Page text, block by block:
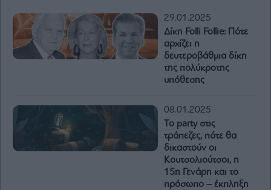
29.01.2025
Δίκη Folli Follie: Πότε
αρχίζει η
δευτεροβάθμια δίκη
της πολύκροτης
υπόθεσης
08.01.2025
To party στις
τράπεζες, πότε θα
δικαστούν οι
Κουτσολιούτσοι, η
15η Γενάρη και το
πρόσωπο – έκπληξη